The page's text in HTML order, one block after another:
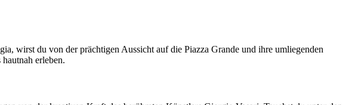
wirst du von der prächtigen Aussicht auf die Piazza Grande und ihre umliegenden
erleben.